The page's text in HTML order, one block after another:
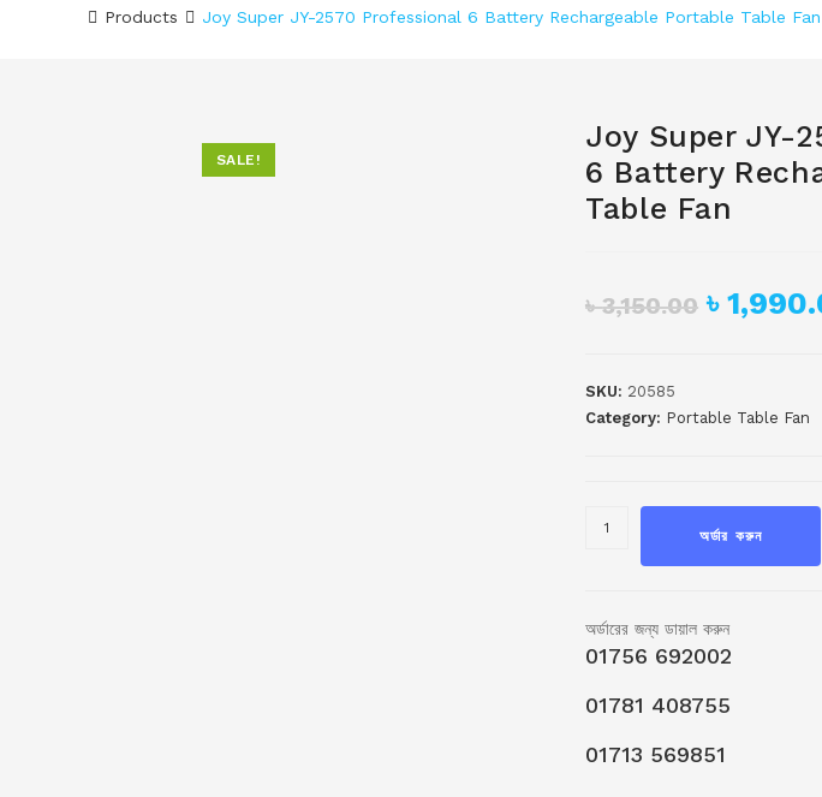
Products Joy Super JY-2570 Professional 6 Battery Rechargeable Portable Table Fan
SALE!
Joy Super JY-
6 Battery
Table Fan
৳3,150.00 ৳
SKU: 20585
Category: Portable Table Fan
অর্ডার করুন
অর্ডারের জন্য ডায়াল করুন
01756 692002
01781 408755
01713 569851